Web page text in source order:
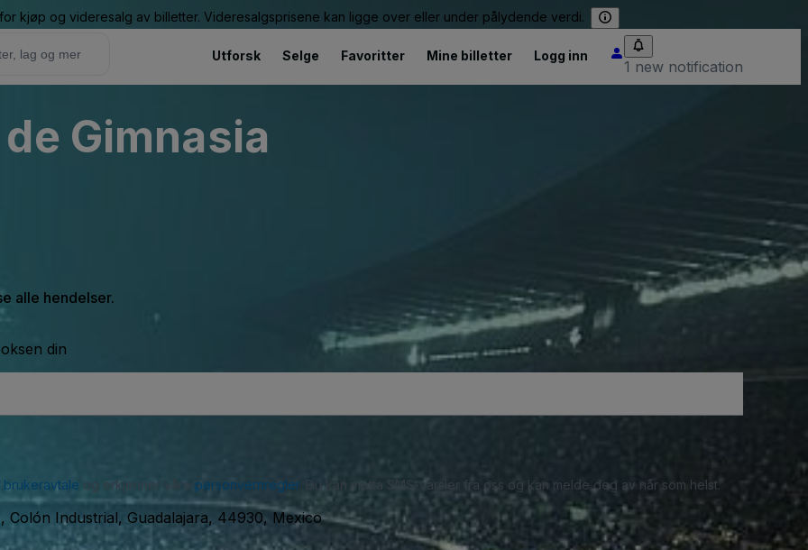
kjøp og videresalg av billetter. Videresalgsprisene kan ligge over eller under pålydende verdi.
Utforsk Selge Favoritter Mine billetter Logg inn
1 new notification
Gimnasia
alle hendelser.
din
brukeravtale og erkjenner våre personvernregler. Du kan motta SMS-varsler fra oss og kan melde deg av når som helst.
Colón Industrial, Guadalajara, 44930, Mexico